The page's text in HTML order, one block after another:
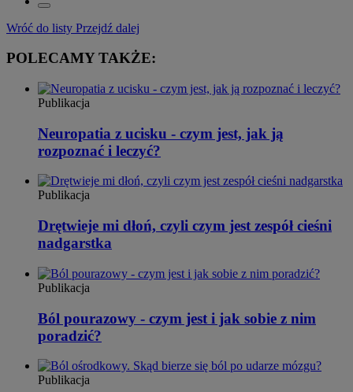
Wróć do listy Przejdź dalej
POLECAMY TAKŻE:
Publikacja
Neuropatia z ucisku - czym jest, jak ją
rozpoznać i leczyć?
Publikacja
Drętwieje mi dłoń, czyli czym jest zespół cieśni
nadgarstka
Publikacja
Ból pourazowy - czym jest i jak sobie z nim
poradzić?
Publikacja